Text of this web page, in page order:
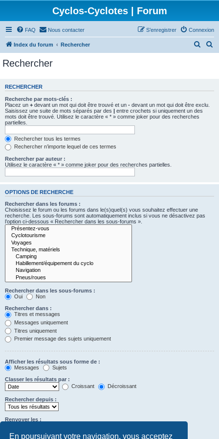
En poursuivant votre navigation, vous acceptez
Cyclos-Cyclotes | Forum
FAQ Nous contacter Connexion
S’enregistrer
Index du forum Rechercher
e
e
r
c
Rechercher
RECHERCHER
Recherche par mots-clés :
Placez un + devant un mot qui doit être trouvé et un - devant un mot qui doit être exclu.
Saisissez une suite de mots séparés par des | entre crochets si uniquement un des
mots doit être trouvé. Utilisez le caractère « * » comme joker pour des recherches
partielles.
Rechercher tous les termes
Rechercher n’importe lequel de ces termes
Rechercher par auteur :
Utilisez le caractère « * » comme joker pour des recherches partielles.
OPTIONS DE RECHERCHE
Rechercher dans les forums :
Choisissez le forum ou les forums dans le(s)quel(s) vous souhaitez effectuer une
recherche. Les sous-forums sont automatiquement inclus si vous ne désactivez pas
l’option ci-dessous « Rechercher dans les sous-forums ».
Rechercher dans les sous-forums :
Oui
Non
Rechercher dans :
Titres et messages
Messages uniquement
Titres uniquement
Premier message des sujets uniquement
Afficher les résultats sous forme de :
Messages
Sujets
Classer les résultats par :
Croissant
Décroissant
Rechercher depuis :
Renvoyer les :